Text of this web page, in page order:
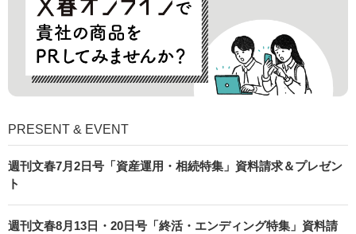
PRESENT & EVENT
週刊文春7月2日号「資産運用・相続特集」資料請求＆プレゼン
ト
週刊文春8月13日・20日号「終活・エンディング特集」資料請